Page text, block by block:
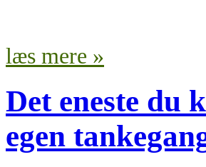
læs mere »
Det eneste du
egen